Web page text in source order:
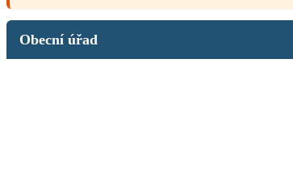
Obecní úřad